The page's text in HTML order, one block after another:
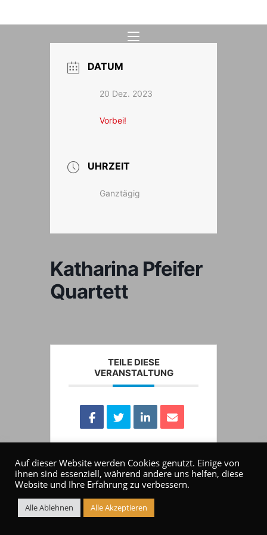
Inhalt
DATUM
20 Dez. 2023
Vorbei!
UHRZEIT
Ganztägig
Katharina Pfeifer
Quartett
TEILE DIESE
VERANSTALTUNG
Auf dieser Website werden Cookies genutzt. Einige von
ihnen sind essenziell, während andere uns helfen, diese
Website und Ihre Erfahrung zu verbessern.
Alle Ablehnen Alle Akzeptieren